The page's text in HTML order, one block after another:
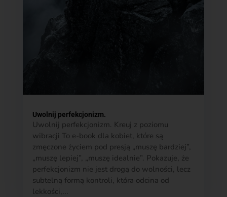
Uwolnij perfekcjonizm.
Uwolnij perfekcjonizm. Kreuj z poziomu
wibracji To e-book dla kobiet, które są
zmęczone życiem pod presją „muszę bardziej”,
„muszę lepiej”, „muszę idealnie”. Pokazuje, że
perfekcjonizm nie jest drogą do wolności, lecz
subtelną formą kontroli, która odcina od
lekkości,...